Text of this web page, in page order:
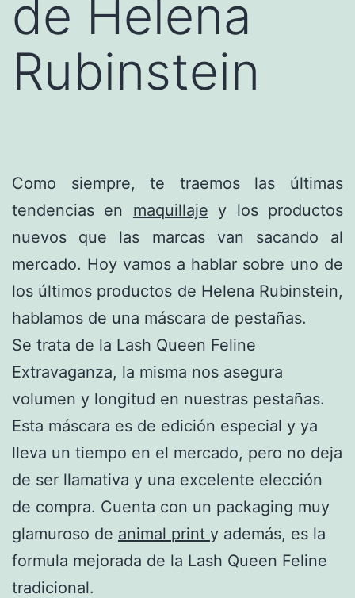
de Helena
Rubinstein
Como siempre, te traemos las últimas
tendencias en maquillaje y los productos
nuevos que las marcas van sacando al
mercado. Hoy vamos a hablar sobre uno de
los últimos productos de Helena Rubinstein,
hablamos de una máscara de pestañas.
Se trata de la Lash Queen Feline
Extravaganza, la misma nos asegura
volumen y longitud en nuestras pestañas.
Esta máscara es de edición especial y ya
lleva un tiempo en el mercado, pero no deja
de ser llamativa y una excelente elección
de compra. Cuenta con un packaging muy
glamuroso de animal print y además, es la
formula mejorada de la Lash Queen Feline
tradicional.